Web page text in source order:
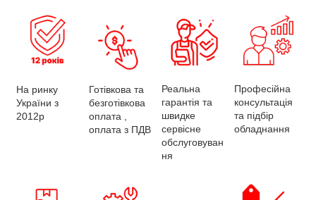
На ринку
України з
2012р
Готівкова та
безготівкова
оплата ,
оплата з ПДВ
Реальна
гарантія та
швидке
сервісне
обслуговуван
ня
Професійна
консультація
та підбір
обладнання